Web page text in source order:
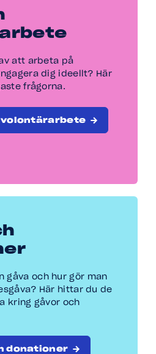
att arbeta på
dig ideellt? Här
frågorna.
volontärarbete
gåva och hur gör man
Här hittar du de
kring gåvor och
donationer